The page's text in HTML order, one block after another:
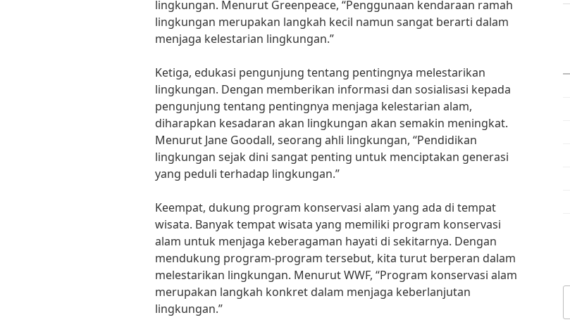
lingkungan. Menurut Greenpeace, “Penggunaan kendaraan ramah
lingkungan merupakan langkah kecil namun sangat berarti dalam
menjaga kelestarian lingkungan.”
Ketiga, edukasi pengunjung tentang pentingnya melestarikan
lingkungan. Dengan memberikan informasi dan sosialisasi kepada
pengunjung tentang pentingnya menjaga kelestarian alam,
diharapkan kesadaran akan lingkungan akan semakin meningkat.
Menurut Jane Goodall, seorang ahli lingkungan, “Pendidikan
lingkungan sejak dini sangat penting untuk menciptakan generasi
yang peduli terhadap lingkungan.”
Keempat, dukung program konservasi alam yang ada di tempat
wisata. Banyak tempat wisata yang memiliki program konservasi
alam untuk menjaga keberagaman hayati di sekitarnya. Dengan
mendukung program-program tersebut, kita turut berperan dalam
melestarikan lingkungan. Menurut WWF, “Program konservasi alam
merupakan langkah konkret dalam menjaga keberlanjutan
lingkungan.”